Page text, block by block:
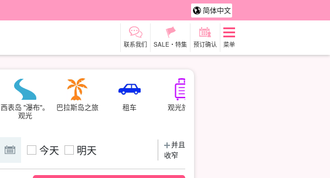
简体中文
联系我们 SALE・特集 预订确认 菜单
西表岛 "瀑布"。
观光
巴拉斯岛之旅 租车 观光旅游
今天 明天
并且
收窄